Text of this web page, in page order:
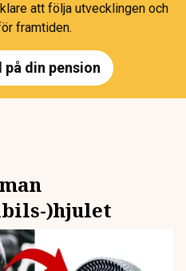
att följa utvecklingen och
framtiden.
din pension
)hjulet